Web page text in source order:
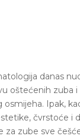
danas
oštećenih zuba i
osmijeha. Ipak,
čvrstoće i
za zube sve